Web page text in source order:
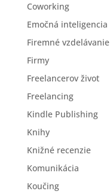
Coworking
Emočná inteligencia
Firemné vzdelávanie
Firmy
Freelancerov život
Freelancing
Kindle Publishing
Knihy
Knižné recenzie
Komunikácia
Koučing